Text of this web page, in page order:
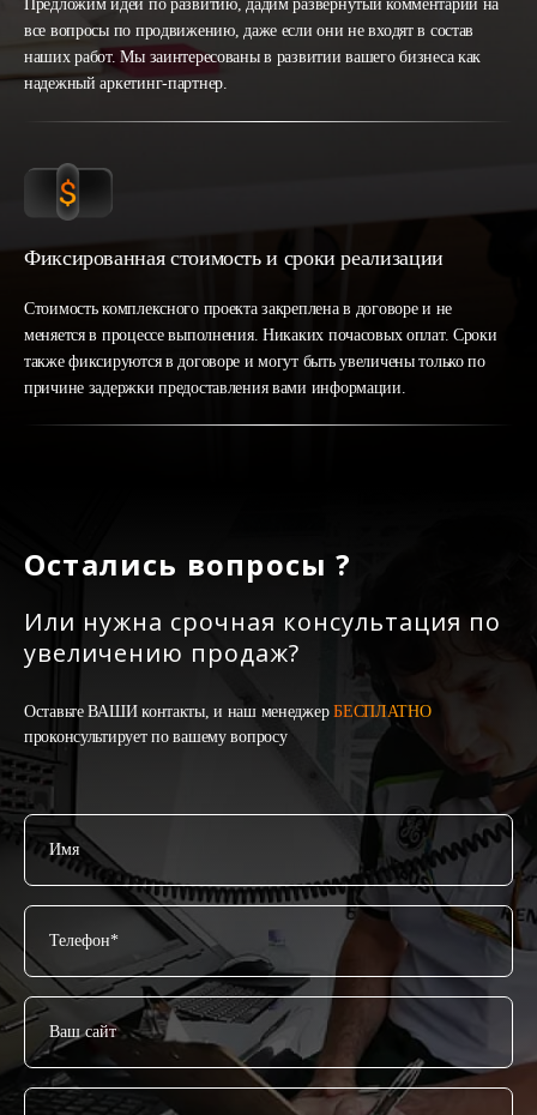
Предложим идеи по развитию, дадим развернутый комментарий на
все вопросы по продвижению, даже если они не входят в состав
наших работ. Мы заинтересованы в развитии вашего бизнеса как
надежный аркетинг-партнер.
Фиксированная стоимость и сроки реализации
Стоимость комплексного проекта закреплена в договоре и не
меняется в процессе выполнения. Никаких почасовых оплат. Сроки
также фиксируются в договоре и могут быть увеличены только по
причине задержки предоставления вами информации.
Остались вопросы ?
Или нужна срочная консультация по
увеличению продаж?
Оставьте ВАШИ контакты, и наш менеджерБЕСПЛАТНО
проконсультирует по вашему вопросу